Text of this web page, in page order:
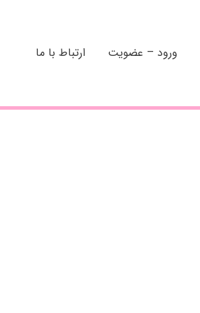
ورود – عضویت ارتباط با ما